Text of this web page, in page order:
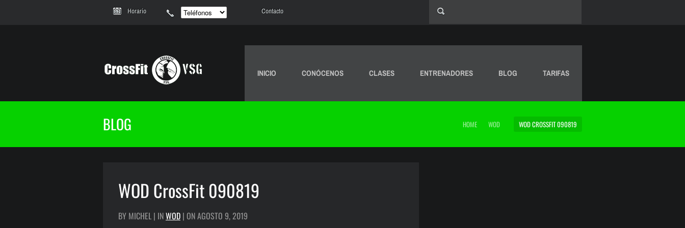
Horario Contacto
INICIO CONÓCENOS CLASES ENTRENADORES BLOG TARIFAS
BLOG HOME WOD WOD CROSSFIT 090819
WOD CrossFit 090819
BY MICHEL | INWOD | ON AGOSTO 9, 2019